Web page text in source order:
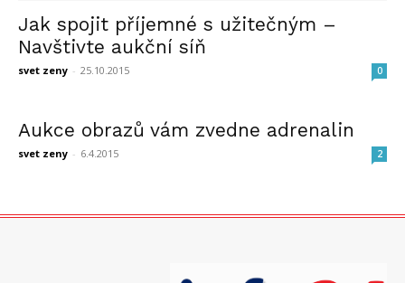
Jak spojit příjemné s užitečným –
Navštivte aukční síň
svet zeny - 25.10.2015 0
Aukce obrazů vám zvedne adrenalin
svet zeny - 6.4.2015 2